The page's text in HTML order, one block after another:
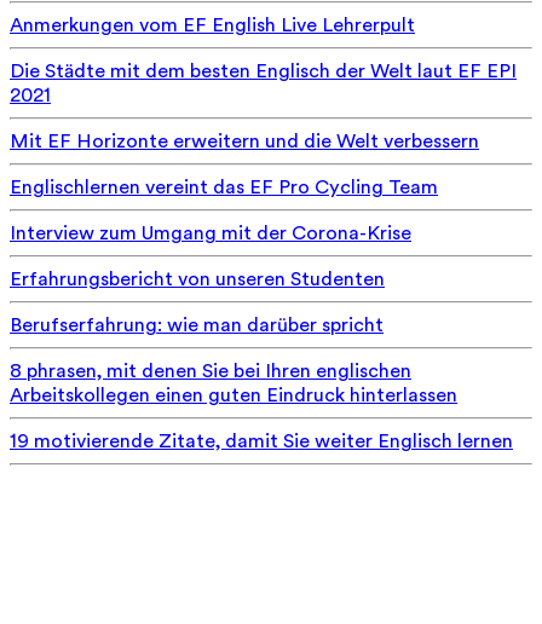
Anmerkungen vom EF English Live Lehrerpult
Die Städte mit dem besten Englisch der Welt laut EF EPI
2021
Mit EF Horizonte erweitern und die Welt verbessern
Englischlernen vereint das EF Pro Cycling Team
Interview zum Umgang mit der Corona-Krise
Erfahrungsbericht von unseren Studenten
Berufserfahrung: wie man darüber spricht
8 phrasen, mit denen Sie bei Ihren englischen
Arbeitskollegen einen guten Eindruck hinterlassen
19 motivierende Zitate, damit Sie weiter Englisch lernen